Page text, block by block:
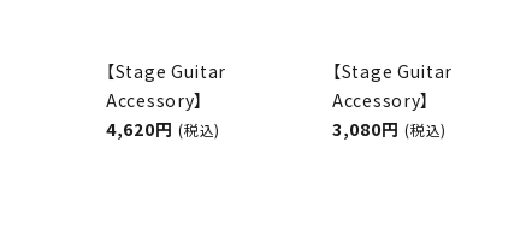
【Stage Guitar
Accessory】
4,620円 (税込)
【Stage Guitar
Accessory】
3,080円 (税込)